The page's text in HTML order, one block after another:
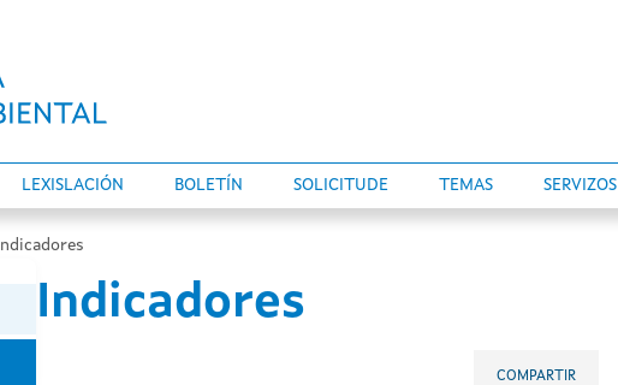
LEXISLACIÓN BOLETÍN SOLICITUDE TEMAS SERVIZOS
Indicadores
Indicadores
COMPARTIR